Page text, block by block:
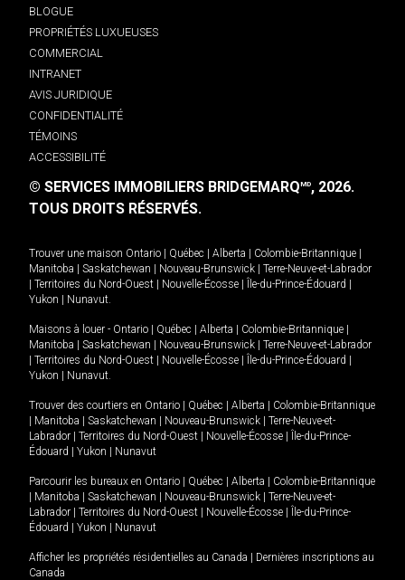
BLOGUE
PROPRIÉTÉS LUXUEUSES
COMMERCIAL
INTRANET
AVIS JURIDIQUE
CONFIDENTIALITÉ
TÉMOINS
ACCESSIBILITÉ
© SERVICES IMMOBILIERS BRIDGEMARQMD, 2026.
TOUS DROITS RÉSERVÉS.
Trouver une maison Ontario Québec Alberta Colombie-Britannique
Manitoba
Saskatchewan Nouveau-Brunswick
Terre-Neuve-et-Labrador
Territoires du Nord-Ouest Nouvelle-Écosse Île-du-Prince-Édouard
Yukon
Nunavut.
Maisons à louer - Ontario Québec Alberta Colombie-Britannique
Manitoba
Saskatchewan Nouveau-Brunswick
Terre-Neuve-et-Labrador
Territoires du Nord-Ouest Nouvelle-Écosse Île-du-Prince-Édouard
Yukon
Nunavut.
Trouver des courtiers en Ontario Québec Alberta
Colombie-Britannique
Manitoba Saskatchewan Nouveau-Brunswick
Terre-Neuve-et-
Labrador
Territoires du Nord-Ouest Nouvelle-Écosse
Île-du-Prince-
Édouard
Yukon Nunavut
Parcourir les bureaux en Ontario Québec Alberta
Colombie-Britannique
Manitoba Saskatchewan Nouveau-Brunswick
Terre-Neuve-et-
Labrador
Territoires du Nord-Ouest Nouvelle-Écosse
Île-du-Prince-
Édouard
Yukon Nunavut
Afficher les propriétés résidentielles au Canada
Dernières inscriptions au
Canada